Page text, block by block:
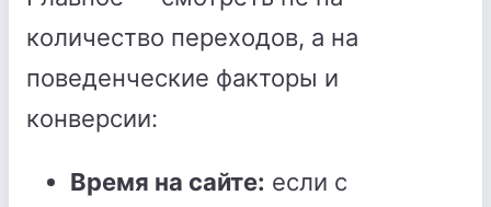
количество переходов, а на
поведенческие факторы и
конверсии:
Время на сайте: если с